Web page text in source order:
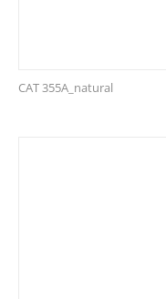
CAT 355A_natural